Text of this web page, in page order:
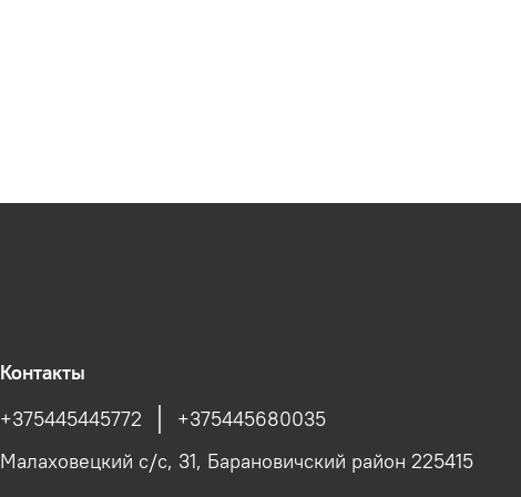
Контакты
+375445445772
+375445680035
Малаховецкий с/c, 31, Барановичский район 225415